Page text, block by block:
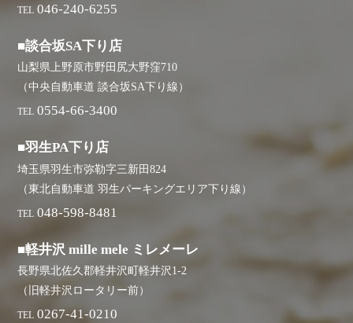
TEL 046-240-6255
■談合坂SA下り店
山梨県上野原市野田尻大野窪710
（中央自動車道 談合坂SA下り線）
TEL 0554-66-3400
■羽生PA下り店
埼玉県羽生市弥勒字三新田824
（東北自動車道 羽生パーキングエリア下り線）
TEL 048-598-8481
■軽井沢 mille mele ミレメーレ
長野県北佐久郡軽井沢町軽井沢1-2
（旧軽井沢ロータリー前）
TEL 0267-41-0210